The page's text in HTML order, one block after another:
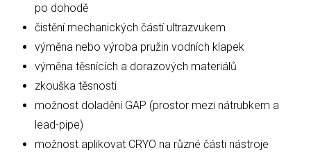
po dohodě
čistění mechanických částí ultrazvukem
výměna nebo výroba pružin vodních klapek
výměna těsnících a dorazových materiálů
zkouška těsnosti
možnost doladění GAP (prostor mezi nátrubkem a
lead-pipe)
možnost aplikovat CRYO na různé části nástroje